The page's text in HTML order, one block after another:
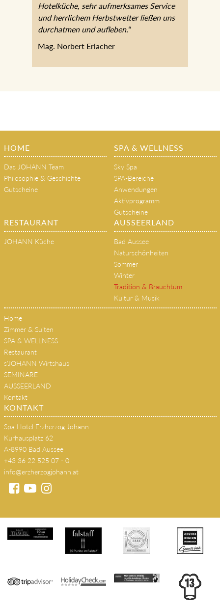
Hotelküche, sehr aufmerksames Service
und herrlichem Herbstwetter ließen uns
durchatmen und aufleben.“
Mag. Norbert Erlacher
HOME
Das JOHANN Team
Philosophie & Geschichte
Gutscheine
SPA & WELLNESS
Sky Spa
SPA-Bereiche
Anwendungen
Aktivprogramm
Gutscheine
RESTAURANT
JOHANN Küche
AUSSEERLAND
Bad Aussee
Naturschönheiten
Sommer
Winter
Tradition & Brauchtum
Kultur & Musik
Home
Zimmer & Suiten
SPA & WELLNESS
Restaurant
s'JOHANN Wirtshaus
SEMINARE
AUSSEERLAND
Kontakt
KONTAKT
Spa Hotel Erzherzog Johann
Kurhausplatz 62
A-8990 Bad Aussee
+43 36 22 525 07 - 0
info@erzherzogjohann.at